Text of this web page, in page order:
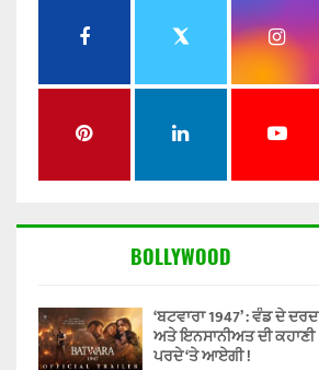
BOLLYWOOD
‘ਬਟਵਾਰਾ 1947’ : ਵੰਡ ਦੇ ਦਰਦ
ਅਤੇ ਇਨਸਾਨੀਅਤ ਦੀ ਕਹਾਣੀ
ਪਰਦੇ ‘ਤੇ ਆਏਗੀ !